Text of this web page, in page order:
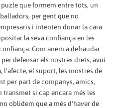
que formem entre tots, un
per gent que no
i intenten donar la cara
la seva confiança en les
Com anem a defraudar
defensar els nostres drets, avui
el suport, les mostres de
per part de companys, amics,
si cap encara més les
oblidem que a més d'haver de